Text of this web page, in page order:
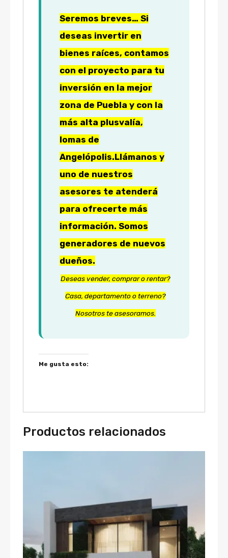
Seremos breves… Si
deseas invertir en
bienes raíces, contamos
con el proyecto para tu
inversión en la mejor
zona de Puebla y con la
más alta plusvalía,
lomas de
Angelópolis.Llámanos y
uno de nuestros
asesores te atenderá
para ofrecerte más
información. Somos
generadores de nuevos
dueños.
Deseas vender, comprar o rentar?
Casa, departamento o terreno?
Nosotros te asesoramos.
Me gusta esto:
Productos relacionados